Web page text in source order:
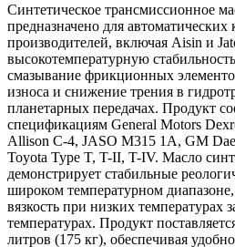
Синтетическое трансмиссионное
предназначено для автоматических
производителей, включая Aisin и
высокотемпературную
смазывание фрикционных
износа и снижение трения в
планетарных передачах. Продукт
спецификациям General Motors
Allison C-4, JASO M315 1A, GM
Toyota Type T, T-II, T-IV. Масло
демонстрирует стабильные
широком температурном
вязкость при низких температурах
температурах. Продукт
литров (175 кг), обеспечивая